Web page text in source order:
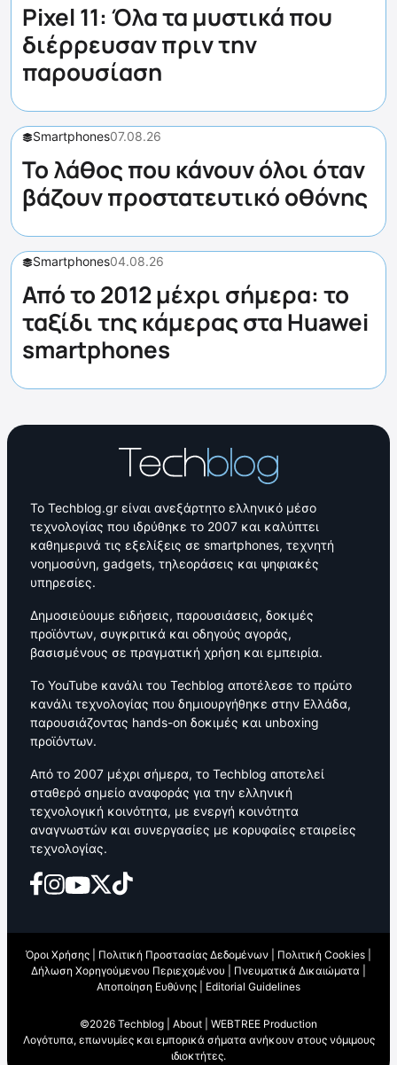
Pixel 11: Όλα τα μυστικά που
διέρρευσαν πριν την
παρουσίαση
Smartphones07.08.26
Το λάθος που κάνουν όλοι όταν
βάζουν προστατευτικό οθόνης
Smartphones04.08.26
Από το 2012 μέχρι σήμερα: το
ταξίδι της κάμερας στα Huawei
smartphones
Το Techblog.gr είναι ανεξάρτητο ελληνικό μέσο
τεχνολογίας που ιδρύθηκε το 2007 και καλύπτει
καθημερινά τις εξελίξεις σε smartphones, τεχνητή
νοημοσύνη, gadgets, τηλεοράσεις και ψηφιακές
υπηρεσίες.
Δημοσιεύουμε ειδήσεις, παρουσιάσεις, δοκιμές
προϊόντων, συγκριτικά και οδηγούς αγοράς,
βασισμένους σε πραγματική χρήση και εμπειρία.
Το YouTube κανάλι του Techblog αποτέλεσε το πρώτο
κανάλι τεχνολογίας που δημιουργήθηκε στην Ελλάδα,
παρουσιάζοντας hands-on δοκιμές και unboxing
προϊόντων.
Από το 2007 μέχρι σήμερα, το Techblog αποτελεί
σταθερό σημείο αναφοράς για την ελληνική
τεχνολογική κοινότητα, με ενεργή κοινότητα
αναγνωστών και συνεργασίες με κορυφαίες εταιρείες
τεχνολογίας.
Όροι Χρήσης Πολιτική Προστασίας Δεδομένων Πολιτική Cookies
Δήλωση Χορηγούμενου Περιεχομένου
Πνευματικά Δικαιώματα
Αποποίηση Ευθύνης
Editorial Guidelines
©2026 Techblog | About
WEBTREE Production
Λογότυπα, επωνυμίες και εμπορικά σήματα ανήκουν στους νόμιμους
ιδιοκτήτες.